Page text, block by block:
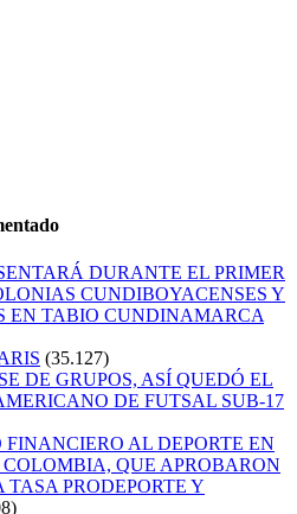
DURANTE EL PRIMER
CUNDIBOYACENSES Y
EN TABIO CUNDINAMARCA
(35.127)
DE GRUPOS, ASÍ QUEDÓ EL
DE FUTSAL SUB-17
AL DEPORTE EN
QUE APROBARON
PRODEPORTE Y